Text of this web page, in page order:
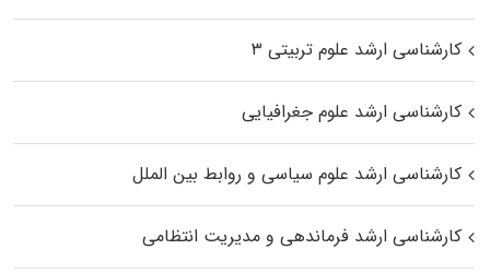
کارشناسی ارشد علوم تربیتی ۳
کارشناسی ارشد علوم جغرافیایی
کارشناسی ارشد علوم سیاسی و روابط بین الملل
کارشناسی ارشد فرماندهی و مدیریت انتظامی